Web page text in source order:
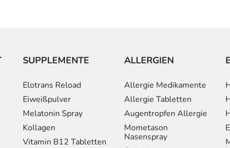
SUPPLEMENTE
Elotrans Reload
Eiweißpulver
Melatonin Spray
Kollagen
Vitamin B12 Tabletten
ALLERGIEN
Allergie Medikamente
Allergie Tabletten
Augentropfen Allergie
Mometason
Nasenspray